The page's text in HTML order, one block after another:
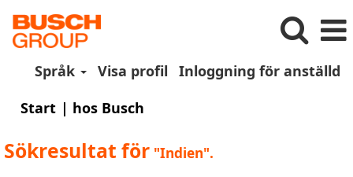
Språk Visa profil
Inloggning för anställd
Start | hos Busch
Sökresultat för "Indien".